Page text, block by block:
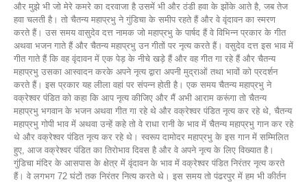
और मुझे भी जो मेरे कमरे का दरवाजा है उसमें भी और ठंडी हवा के झोंके आते है, जब तेज
हवा चलती है। तो चैतन्य महाप्रभु ने गुंडिचा के समीप रहते हैं और वे वृंदावन का स्मरण
करते हैं। उस समय वासुदेव दत्त नामक जो महाप्रभु के पार्षद हैं वे विभिन्न प्रकार के गीत
अथवा भजन गाते हैं और चैतन्य महाप्रभु उन गीतों पर नृत्य करते हैं। वसुदेव दत्त इस भाव में
गीत गाते हैं कि वह वृंदावन में एक पेड़ के नीचे खड़े हैं और वह गीत गा रहे हैं और चैतन्य
महाप्रभु उसका आस्वादन करके अपने नृत्य द्वारा अपनी मुद्राओं तथा भावों को प्रदर्शन
करते हैं। इस प्रकार यह लीला वहां पर संपन्न होती है। एक समय चैतन्य महाप्रभु ने
वक्रेश्वर पंडित को कहा कि आप नृत्य कीजिए और मैं अभी आराम करूंगा तो चैतन्य
महाप्रभु भगवान के भजन अथवा गीत गा रहे थे और वक्रेश्वर पंडित नृत्य कर रहे थे, चैतन्य
महाप्रभु गोपी भाव में अथवा उन्हें कहे तो वे राधा रानी के भाव में चैतन्य महाप्रभु गान कर रहे
थे और वक्रेश्वर पंडित नृत्य कर रहे थे। स्वरूप दामोदर महाप्रभु के इस गान में सम्मिलित
हुए, आज वक्रेश्वर पंडित का तिरोभाव दिवस है और वे अपने नृत्य के लिए विख्यात है।
गुंडिचा मंदिर के आसपास के क्षेत्र में वृंदावन के भाव में वक्रेश्वर पंडित निरंतर नृत्य करते
हैं। वे लगभग 72 घंटों तक निरंतर नित्य करते थे। इस समय तो पंढरपुर में हम भी कीर्तन